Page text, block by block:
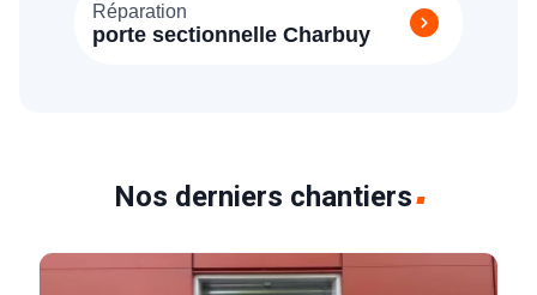
Réparation
porte sectionnelle Charbuy
Nos derniers chantiers